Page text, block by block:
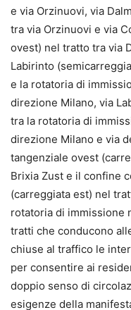
e via Orzinuovi, via
tra via Orzinuovi e via
ovest) nel tratto tra via
Labirinto
e la rotatoria di
direzione Milano, via
tra la rotatoria di
direzione Milano e via
tangenziale ovest
Brixia Zust e il confine
(carreggiata est) nel
rotatoria di immissione
tratti che conducono
chiuse al traffico le
per consentire ai
doppio senso di
esigenze della